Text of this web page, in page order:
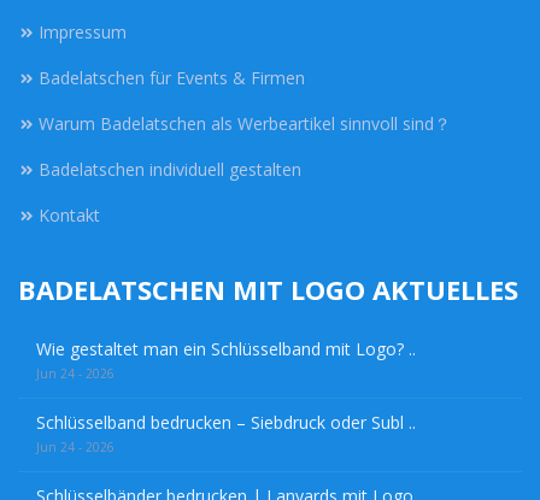
Impressum
Badelatschen für Events & Firmen
Warum Badelatschen als Werbeartikel sinnvoll sind？
Badelatschen individuell gestalten
Kontakt
BADELATSCHEN MIT LOGO AKTUELLES
Wie gestaltet man ein Schlüsselband mit Logo? ..
Jun 24 - 2026
Schlüsselband bedrucken – Siebdruck oder Subl ..
Jun 24 - 2026